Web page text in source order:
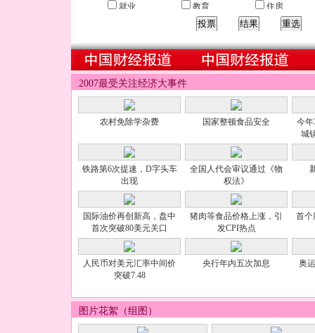
就业
教育 住房
汽油 肉价
车价
药价
水电费 农资价格
6、2007年您基本生活之外最大的实际支出？
家电
旅游
赡抚养 房产
7、2008年您基本生活之外最大的计划支出？
家电 汽车
医疗
旅游
8、2008年您的收入预计比2007年？
大幅增加 小幅增加 持平
9、改革开放30年来，您最满意的是？
收入增加 住房改善
个人创业
环境保护
10、您对目前生活的感觉？
很幸福 比较幸福
一般
2007最受关注经济大事件
农村免除学杂费 国家整顿食品安全
今年
城
铁路第6次提速，D字头车
出现
全国人代会审议通过《物
权法》
国际油价再创新高，盘中
首次突破80美元关口
猪肉等食品价格上涨，引
发CPI热点
首个
人民币对美元汇率中间价
突破7.48
央行年内五次加息 奥
图片花絮（组图）